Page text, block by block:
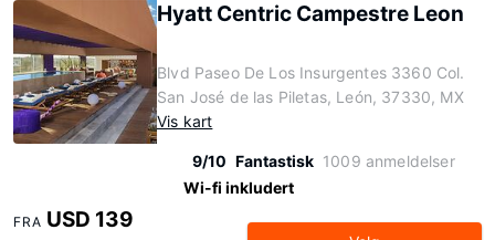
Hyatt Centric Campestre Leon
Blvd Paseo De Los Insurgentes 3360 Col.
San José de las Piletas, León, 37330, MX
Vis kart
9/10 Fantastisk 1009 anmeldelser
Wi-fi inkludert
FRA USD 139